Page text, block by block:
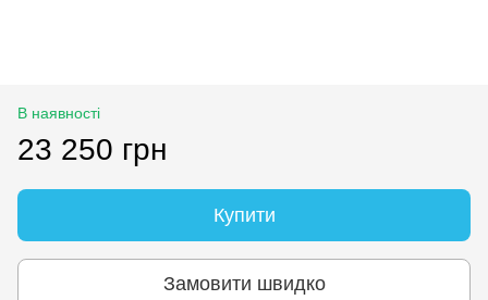
В наявності
23 250 грн
Купити
Замовити швидко